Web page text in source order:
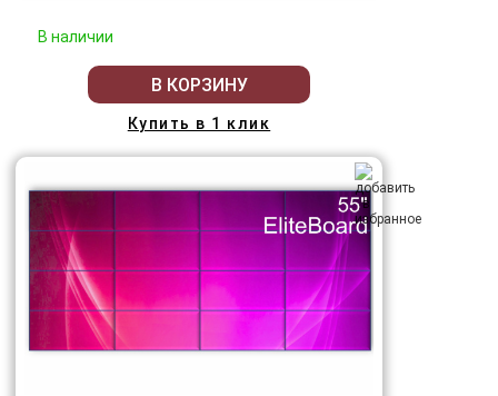
В наличии
В КОРЗИНУ
Купить в 1 клик